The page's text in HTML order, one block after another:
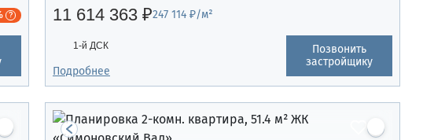
11 614 363 ₽247 114 ₽/м²
1-й ДСК
Позвонить
застройщику
Подробнее